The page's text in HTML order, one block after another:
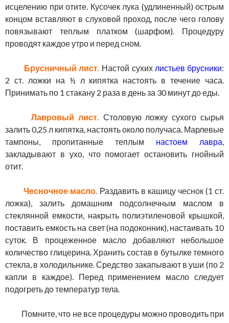
исцелению при отите. Кусочек лука (удлиненный) острым
концом вставляют в слуховой проход, после чего голову
повязывают теплым платком (шарфом). Процедуру
проводят каждое утро и перед сном.
Брусничный лист. Настой сухих листьев брусники:
2 ст. ложки на ½ л кипятка настоять в течение часа.
Принимать по 1 стакану 2 раза в день за 30 минут до еды.
Лавровый лист. Столовую ложку сухого сырья
залить 0,25 л кипятка, настоять около получаса. Марлевые
тампоны, пропитанные теплым настоем лавра,
закладывают в ухо, что помогает остановить гнойный
отит.
Чесночное масло. Раздавить в кашицу чеснок (1 ст.
ложка), залить домашним подсолнечным маслом в
стеклянной емкости, накрыть полиэтиленовой крышкой,
поставить емкость на свет (на подоконник), настаивать 10
суток. В процеженное масло добавляют небольшое
количество глицерина. Хранить состав в бутылке темного
стекла, в холодильнике. Средство закапывают в уши (по 2
капли в каждое). Перед применением масло следует
подогреть до температур тела.
Помните, что не все процедуры можно проводить при